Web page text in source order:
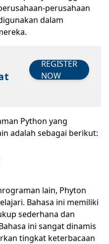
perusahaan
dalam
REGISTER
NOW
Python yang
adalah sebagai berikut:
lain, Phyton
Bahasa ini memiliki
sederhana dan
ini sangat dinamis
tingkat keterbacaan